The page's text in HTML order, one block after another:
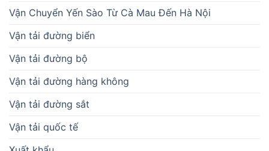
Vận Chuyển Yến Sào Từ Cà Mau Đến Hà Nội
Vận tải đường biển
Vận tải đường bộ
Vận tải đường hàng không
Vận tải đường sắt
Vận tải quốc tế